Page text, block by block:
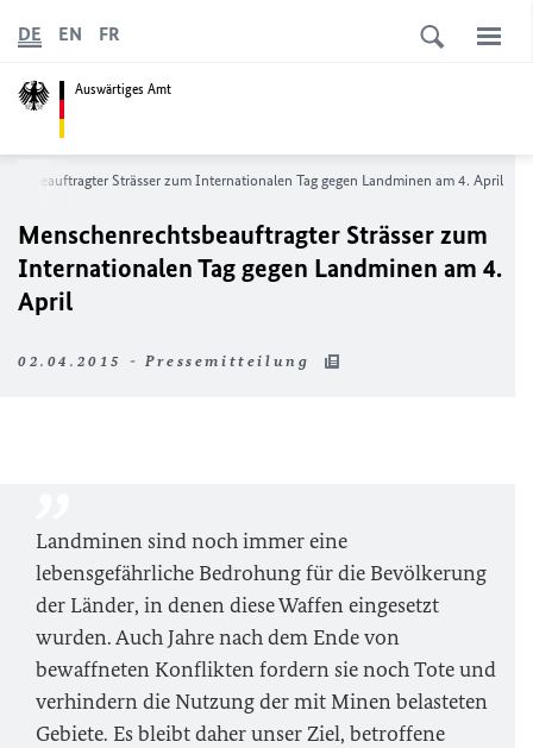
Auswärtiges Amt
DE EN FR
Strässer zum Internationalen Tag gegen Landminen am 4. April
Menschenrechtsbeauftragter Strässer zum
Internationalen Tag gegen Landminen am 4.
April
02.04.2015 - Pressemitteilung
Landminen sind noch immer eine
lebensgefährliche Bedrohung für die Bevölkerung
der Länder, in denen diese Waffen eingesetzt
wurden. Auch Jahre nach dem Ende von
bewaffneten Konflikten fordern sie noch Tote und
verhindern die Nutzung der mit Minen belasteten
Gebiete. Es bleibt daher unser Ziel, betroffene